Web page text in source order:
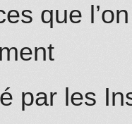
que
par les